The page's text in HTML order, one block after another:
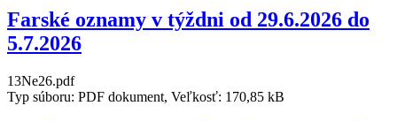
Farské oznamy v týždni od 29.6.2026 do
5.7.2026
13Ne26.pdf
Typ súboru: PDF dokument, Veľkosť: 170,85 kB